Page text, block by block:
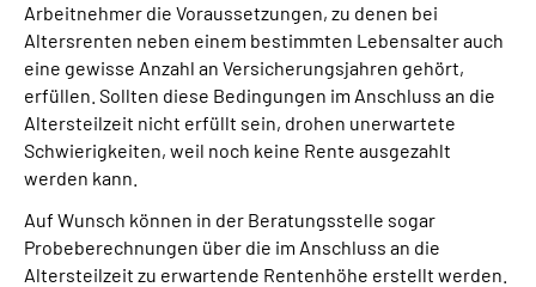
Arbeitnehmer die Voraussetzungen, zu denen bei
Altersrenten neben einem bestimmten Lebensalter auch
eine gewisse Anzahl an Versicherungsjahren gehört,
erfüllen. Sollten diese Bedingungen im Anschluss an die
Altersteilzeit nicht erfüllt sein, drohen unerwartete
Schwierigkeiten, weil noch keine Rente ausgezahlt
werden kann.
Auf Wunsch können in der Beratungsstelle sogar
Probeberechnungen über die im Anschluss an die
Altersteilzeit zu erwartende Rentenhöhe erstellt werden.